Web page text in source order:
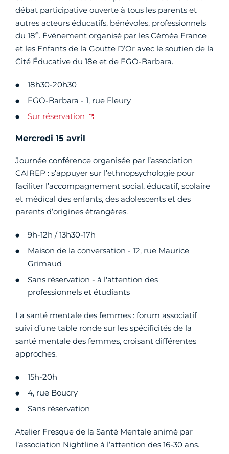
débat participative ouverte à tous les parents et
autres acteurs éducatifs, bénévoles, professionnels
du 18e. Événement organisé par les Céméa France
et les Enfants de la Goutte D’Or avec le soutien de la
Cité Éducative du 18e et de FGO-Barbara.
18h30-20h30
FGO-Barbara - 1, rue Fleury
Sur réservation
Mercredi 15 avril
Journée conférence organisée par l’association
CAIREP : s’appuyer sur l’ethnopsychologie pour
faciliter l’accompagnement social, éducatif, scolaire
et médical des enfants, des adolescents et des
parents d’origines étrangères.
9h-12h / 13h30-17h
Maison de la conversation - 12, rue Maurice
Grimaud
Sans réservation - à l'attention des
professionnels et étudiants
La santé mentale des femmes : forum associatif
suivi d’une table ronde sur les spécificités de la
santé mentale des femmes, croisant différentes
approches.
15h-20h
4, rue Boucry
Sans réservation
Atelier Fresque de la Santé Mentale animé par
l’association Nightline à l’attention des 16-30 ans.